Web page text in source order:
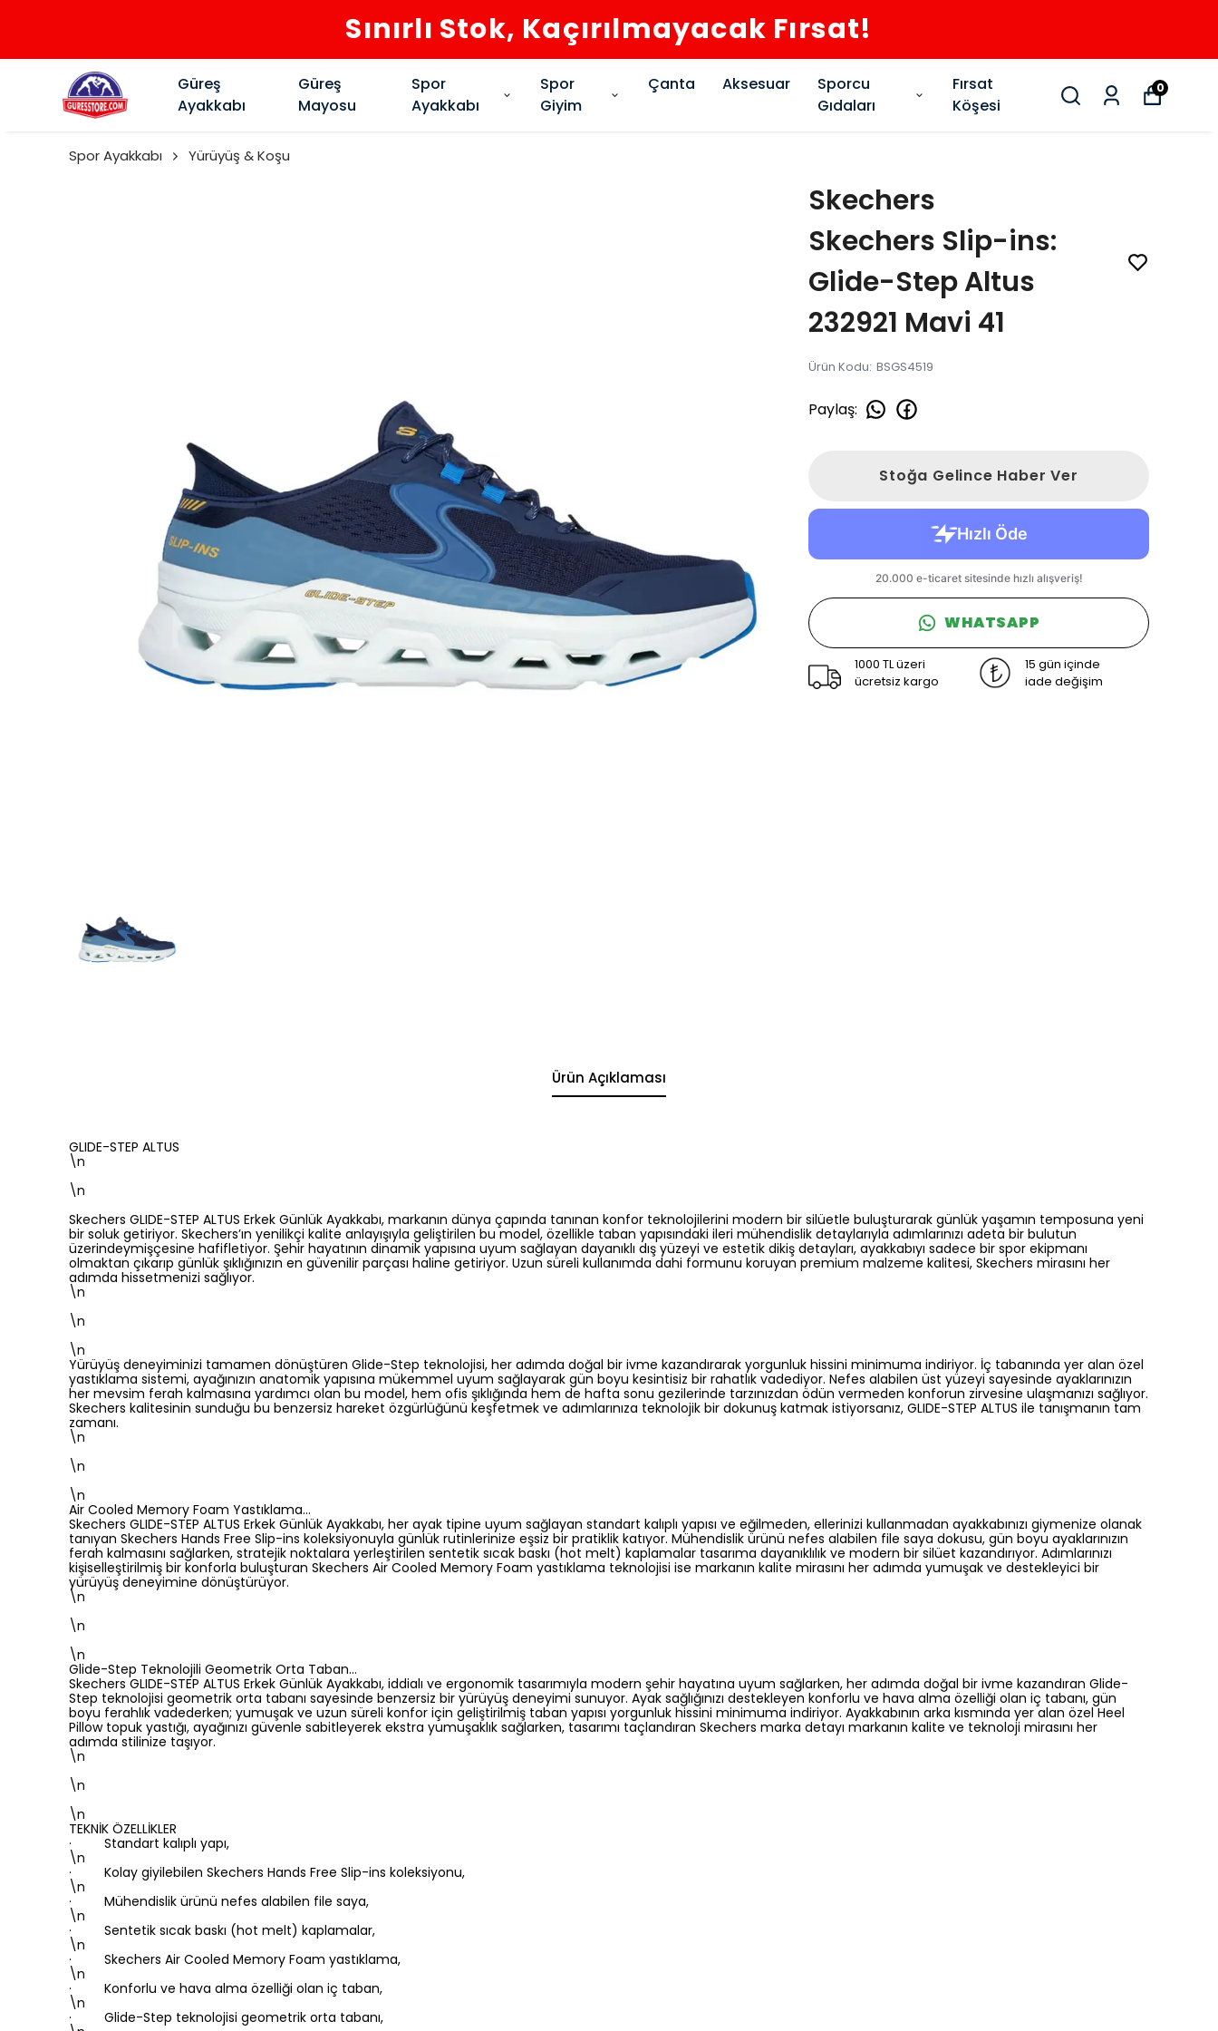
Sınırlı Stok, Kaçırılmayacak Fırsat!
Güreş
Ayakkabı
Güreş
Mayosu
Spor
Ayakkabı
Spor
Giyim
Çanta Aksesuar
Sporcu
Gıdaları
Fırsat
Köşesi
0
Spor Ayakkabı Yürüyüş & Koşu
Skechers
Skechers Slip-ins:
Glide-Step Altus
232921 Mavi 41
Ürün Kodu: BSGS4519
Paylaş:
Stoğa Gelince Haber Ver
WHATSAPP
1000 TL üzeri
ücretsiz kargo
15 gün içinde
iade değişim
Ürün Açıklaması
GLIDE-STEP ALTUS
\n
\n
Skechers GLIDE-STEP ALTUS Erkek Günlük Ayakkabı, markanın dünya çapında tanınan konfor teknolojilerini modern bir silüetle buluşturarak günlük yaşamın temposuna yeni
bir soluk getiriyor. Skechers’ın yenilikçi kalite anlayışıyla geliştirilen bu model, özellikle taban yapısındaki ileri mühendislik detaylarıyla adımlarınızı adeta bir bulutun
üzerindeymişçesine hafifletiyor. Şehir hayatının dinamik yapısına uyum sağlayan dayanıklı dış yüzeyi ve estetik dikiş detayları, ayakkabıyı sadece bir spor ekipmanı
olmaktan çıkarıp günlük şıklığınızın en güvenilir parçası haline getiriyor. Uzun süreli kullanımda dahi formunu koruyan premium malzeme kalitesi, Skechers mirasını her
adımda hissetmenizi sağlıyor.
\n
\n
\n
Yürüyüş deneyiminizi tamamen dönüştüren Glide-Step teknolojisi, her adımda doğal bir ivme kazandırarak yorgunluk hissini minimuma indiriyor. İç tabanında yer alan özel
yastıklama sistemi, ayağınızın anatomik yapısına mükemmel uyum sağlayarak gün boyu kesintisiz bir rahatlık vadediyor. Nefes alabilen üst yüzeyi sayesinde ayaklarınızın
her mevsim ferah kalmasına yardımcı olan bu model, hem ofis şıklığında hem de hafta sonu gezilerinde tarzınızdan ödün vermeden konforun zirvesine ulaşmanızı sağlıyor.
Skechers kalitesinin sunduğu bu benzersiz hareket özgürlüğünü keşfetmek ve adımlarınıza teknolojik bir dokunuş katmak istiyorsanız, GLIDE-STEP ALTUS ile tanışmanın tam
zamanı.
\n
\n
\n
Air Cooled Memory Foam Yastıklama…
Skechers GLIDE-STEP ALTUS Erkek Günlük Ayakkabı, her ayak tipine uyum sağlayan standart kalıplı yapısı ve eğilmeden, ellerinizi kullanmadan ayakkabınızı giymenize olanak
tanıyan Skechers Hands Free Slip-ins koleksiyonuyla günlük rutinlerinize eşsiz bir pratiklik katıyor. Mühendislik ürünü nefes alabilen file saya dokusu, gün boyu ayaklarınızın
ferah kalmasını sağlarken, stratejik noktalara yerleştirilen sentetik sıcak baskı (hot melt) kaplamalar tasarıma dayanıklılık ve modern bir silüet kazandırıyor. Adımlarınızı
kişiselleştirilmiş bir konforla buluşturan Skechers Air Cooled Memory Foam yastıklama teknolojisi ise markanın kalite mirasını her adımda yumuşak ve destekleyici bir
yürüyüş deneyimine dönüştürüyor.
\n
\n
\n
Glide-Step Teknolojili Geometrik Orta Taban…
Skechers GLIDE-STEP ALTUS Erkek Günlük Ayakkabı, iddialı ve ergonomik tasarımıyla modern şehir hayatına uyum sağlarken, her adımda doğal bir ivme kazandıran Glide-
Step teknolojisi geometrik orta tabanı sayesinde benzersiz bir yürüyüş deneyimi sunuyor. Ayak sağlığınızı destekleyen konforlu ve hava alma özelliği olan iç tabanı, gün
boyu ferahlık vadederken; yumuşak ve uzun süreli konfor için geliştirilmiş taban yapısı yorgunluk hissini minimuma indiriyor. Ayakkabının arka kısmında yer alan özel Heel
Pillow topuk yastığı, ayağınızı güvenle sabitleyerek ekstra yumuşaklık sağlarken, tasarımı taçlandıran Skechers marka detayı markanın kalite ve teknoloji mirasını her
adımda stilinize taşıyor.
\n
\n
\n
TEKNİK ÖZELLİKLER
· Standart kalıplı yapı,
\n
· Kolay giyilebilen Skechers Hands Free Slip-ins koleksiyonu,
\n
· Mühendislik ürünü nefes alabilen file saya,
\n
· Sentetik sıcak baskı (hot melt) kaplamalar,
\n
· Skechers Air Cooled Memory Foam yastıklama,
\n
· Konforlu ve hava alma özelliği olan iç taban,
\n
· Glide-Step teknolojisi geometrik orta tabanı,